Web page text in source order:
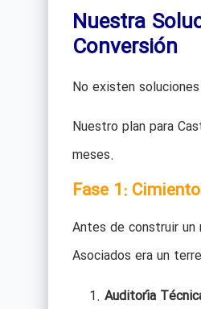
Nuestra
Conversión
No existen
Nuestro plan para
meses.
Fase 1:
Antes de construir un
Asociados era un
Auditoría